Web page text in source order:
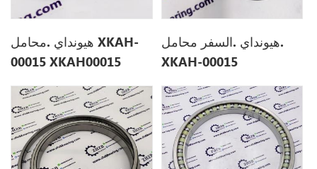
هيونداي .محامل XKAH-
00015 XKAH00015
هيونداي .السفر محامل.
XKAH-00015